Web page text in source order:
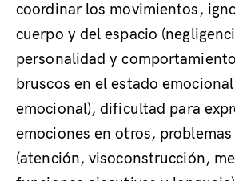
coordinar los movimientos,
cuerpo y del espacio
personalidad y
bruscos en el estado
emocional), dificultad para
emociones en otros,
(atención, visoconstrucción,